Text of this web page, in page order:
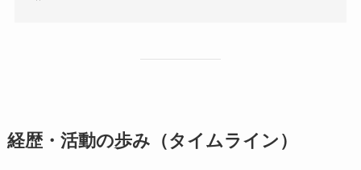
経歴・活動の歩み（タイムライン）